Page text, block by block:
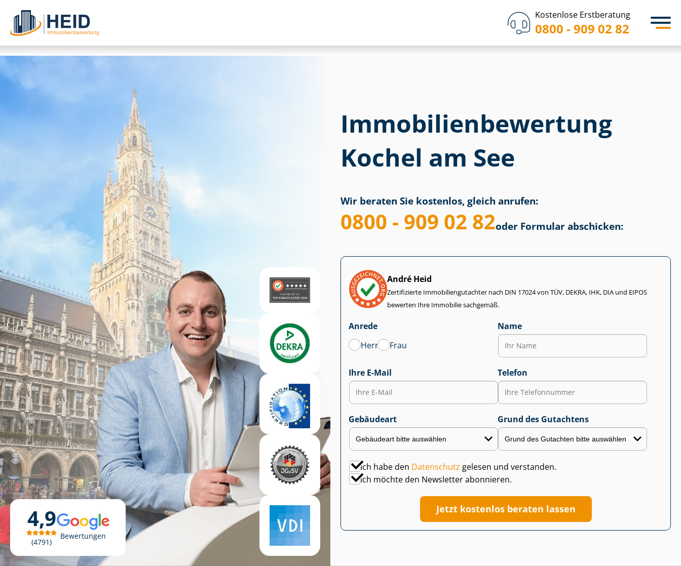
Kostenlose Erstberatung
0800 - 909 02 82
4,9
4791
Bewertungen
Immobilien­bewertung
Kochel am See
Wir beraten Sie kostenlos, gleich anrufen:
0800 - 909 02 82oder Formular abschicken:
André Heid
Zertifizierte Im­mo­bi­li­en­gut­ach­ter nach DIN 17024 von TÜV, DEKRA, IHK, DIA und EIPOS
bewerten Ihre Immobilie sachgemäß.
Anrede
Herr
Frau
Name
Ihre E-Mail Telefon
Gebäudeart Grund des Gutachtens
Ich habe den Datenschutz gelesen und verstanden.
Ich möchte den Newsletter abonnieren.
Jetzt kostenlos beraten lassen